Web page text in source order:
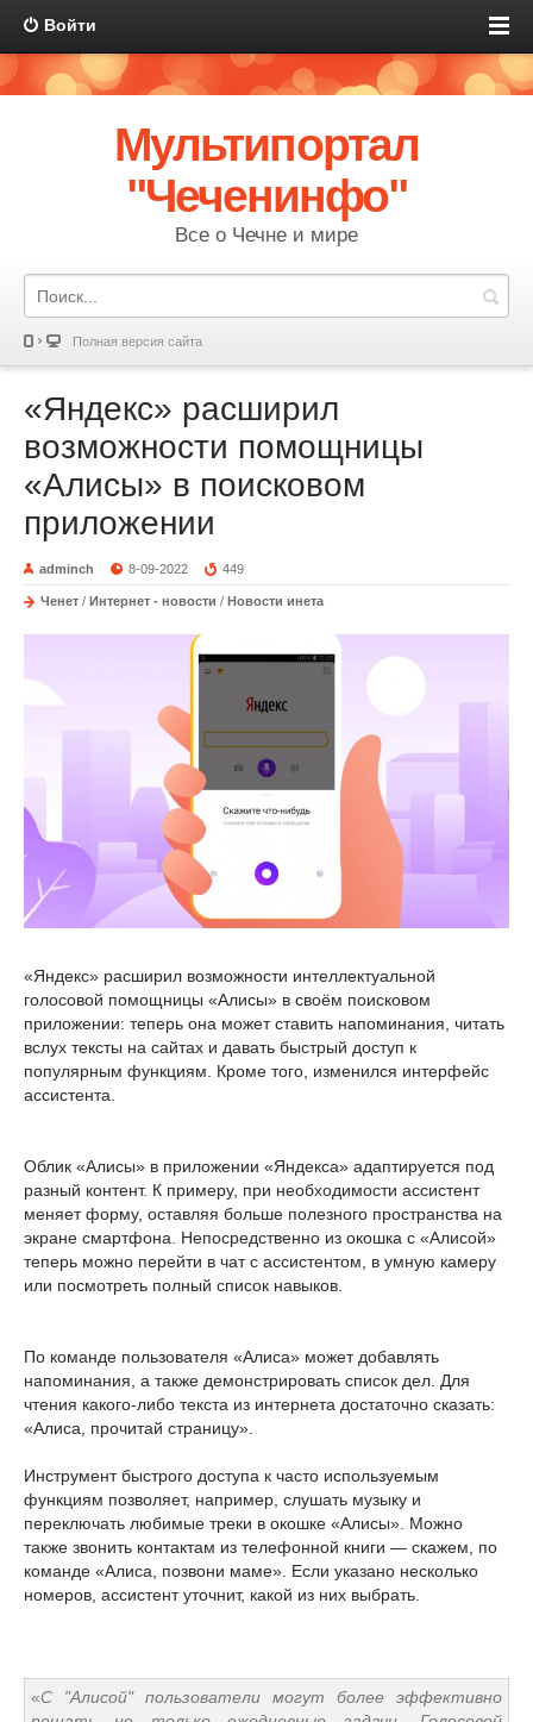
Войти
Мультипортал
"Чеченинфо"
Все о Чечне и мире
Полная версия сайта
«Яндекс» расширил
возможности помощницы
«Алисы» в поисковом
приложении
adminch 8-09-2022 449
Ченет / Интернет - новости / Новости инета
«Яндекс» расширил возможности интеллектуальной
голосовой помощницы «Алисы» в своём поисковом
приложении: теперь она может ставить напоминания, читать
вслух тексты на сайтах и давать быстрый доступ к
популярным функциям. Кроме того, изменился интерфейс
ассистента.
Облик «Алисы» в приложении «Яндекса» адаптируется под
разный контент. К примеру, при необходимости ассистент
меняет форму, оставляя больше полезного пространства на
экране смартфона. Непосредственно из окошка с «Алисой»
теперь можно перейти в чат с ассистентом, в умную камеру
или посмотреть полный список навыков.
По команде пользователя «Алиса» может добавлять
напоминания, а также демонстрировать список дел. Для
чтения какого-либо текста из интернета достаточно сказать:
«Алиса, прочитай страницу».
Инструмент быстрого доступа к часто используемым
функциям позволяет, например, слушать музыку и
переключать любимые треки в окошке «Алисы». Можно
также звонить контактам из телефонной книги — скажем, по
команде «Алиса, позвони маме». Если указано несколько
номеров, ассистент уточнит, какой из них выбрать.
«С "Алисой" пользователи могут более эффективно